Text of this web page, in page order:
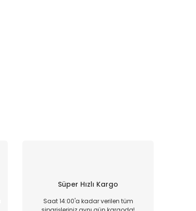
Süper Hızlı Kargo
Saat 14:00'a kadar verilen tüm